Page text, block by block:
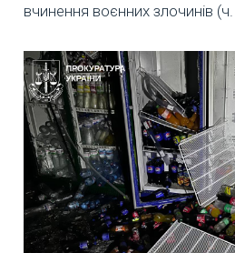
вчинення воєнних злочинів